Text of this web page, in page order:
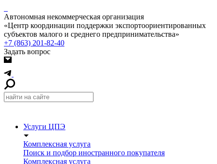
Автономная некоммерческая организация
«Центр координации поддержки экспортоориентированных
субъектов малого и среднего предпринимательства»
+7 (863) 201-82-40
Задать вопрос
Услуги ЦПЭ
Комплексная услуга
Поиск и подбор иностранного покупателя
Комплексная услуга